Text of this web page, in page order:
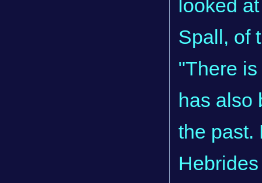
looked
Spall, of
"There
has also
the past.